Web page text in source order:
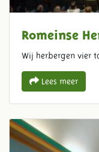
Romeinse
Wij herbergen vier
Lees meer